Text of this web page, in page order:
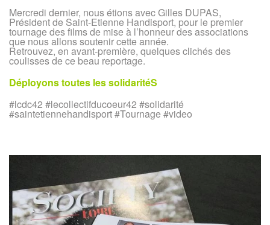
tournage
de
Saint-
Etienne
HandiSport
Mercredi dernier, nous étions avec Gilles DUPAS,
Président de Saint-Etienne Handisport, pour le premier
tournage des films de mise à l’honneur des associations
que nous allons soutenir cette année.
Retrouvez, en avant-première, quelques clichés des
coulisses de ce beau reportage.
Déployons toutes les solidaritéS
#lcdc42 #lecollectifducoeur42 #solidarité
#saintetiennehandisport #Tournage #video